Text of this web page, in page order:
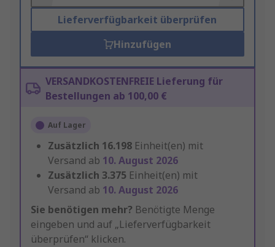
Lieferverfügbarkeit überprüfen
Hinzufügen
VERSANDKOSTENFREIE Lieferung für
Bestellungen ab 100,00 €
Auf Lager
Zusätzlich 16.198 Einheit(en) mit
Versand ab 10. August 2026
Zusätzlich 3.375 Einheit(en) mit
Versand ab 10. August 2026
Sie benötigen mehr? Benötigte Menge
eingeben und auf „Lieferverfügbarkeit
überprüfen“ klicken.